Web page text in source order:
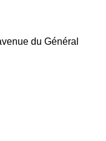
du Général